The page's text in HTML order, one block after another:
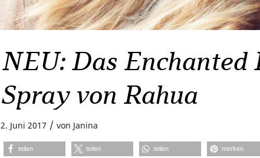
NEU: Das
Spray von Rahua
2. Juni 2017 / von Janina
teilen teilen teilen merken